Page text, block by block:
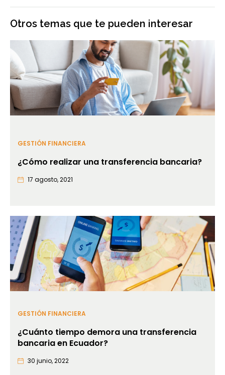
Otros temas que te pueden interesar
GESTIÓN FINANCIERA
¿Cómo realizar una transferencia bancaria?
17 agosto, 2021
GESTIÓN FINANCIERA
¿Cuánto tiempo demora una transferencia
bancaria en Ecuador?
30 junio, 2022